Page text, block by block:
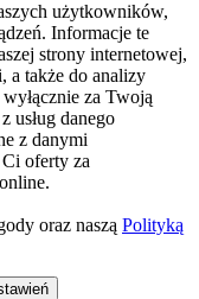
użytkowników,
Informacje te
strony internetowej,
a także do analizy
za Twoją
usług danego
z danymi
oferty za
oraz naszą Polityką